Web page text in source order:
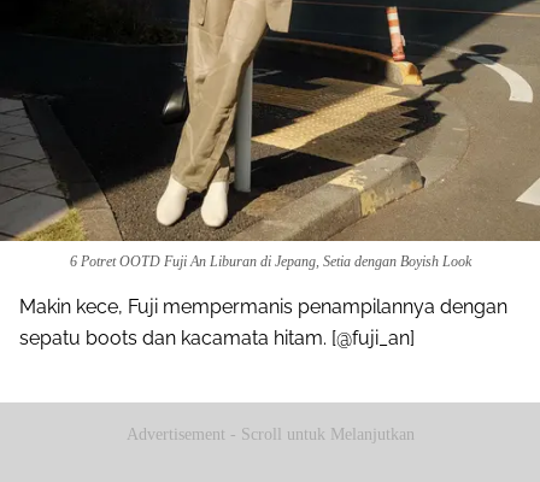
6 Potret OOTD Fuji An Liburan di Jepang, Setia dengan Boyish Look
Makin kece, Fuji mempermanis penampilannya dengan
sepatu boots dan kacamata hitam. [@fuji_an]
Advertisement - Scroll untuk Melanjutkan